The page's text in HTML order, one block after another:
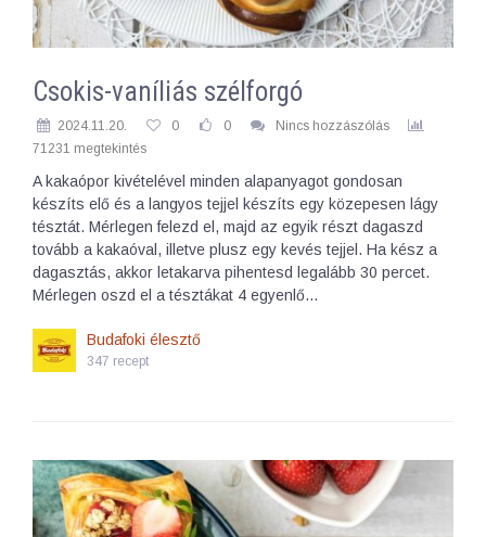
Csokis-vaníliás szélforgó
2024.11.20. 0 0
Nincs hozzászólás
71231 megtekintés
A kakaópor kivételével minden alapanyagot gondosan
készíts elő és a langyos tejjel készíts egy közepesen lágy
tésztát. Mérlegen felezd el, majd az egyik részt dagaszd
tovább a kakaóval, illetve plusz egy kevés tejjel. Ha kész a
dagasztás, akkor letakarva pihentesd legalább 30 percet.
Mérlegen oszd el a tésztákat 4 egyenlő…
Budafoki élesztő
347 recept